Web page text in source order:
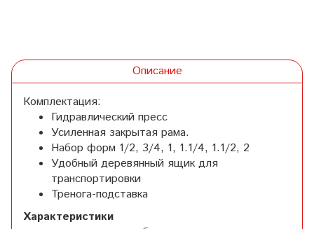
Описание
Комплектация:
Гидравлический пресс
Усиленная закрытая рама.
Набор форм 1/2, 3/4, 1, 1.1/4, 1.1/2, 2
Удобный деревянный ящик для
транспортировки
Тренога-подставка
Характеристики